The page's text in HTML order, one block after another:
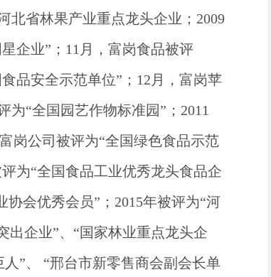
北省林果产业重点龙头企业；2009
企业”；11月，富岗食品被评
品安全示范单位”；12月，富岗苹
“全国园艺作物标准园”；2011
岗公司被评为“全国绿色食品示范
为“全国食品工业优秀龙头食品企
协会优秀会员”；2015年被评为“河
出企业”、“国家林业重点龙头企
”、
“邢台市新零售商会副会长单